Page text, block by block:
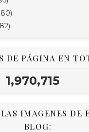
DE PÁGINA EN
1,970,715
IMAGENES DE
BLOG: